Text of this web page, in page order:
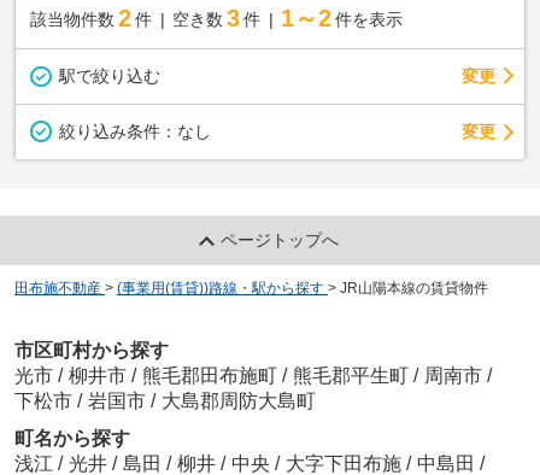
該当物件数 2件 空き数 3 件 1～2 件を表示
駅で絞り込む 変更
絞り込み条件： なし 変更
ページトップへ
田布施不動産 > (事業用(賃貸))路線・駅から探す > JR山陽本線の賃貸物件
市区町村から探す
光市 / 柳井市 / 熊毛郡田布施町 / 熊毛郡平生町 / 周南市 /
下松市 / 岩国市 / 大島郡周防大島町
町名から探す
浅江 / 光井 / 島田 / 柳井 / 中央 / 大字下田布施 / 中島田 /